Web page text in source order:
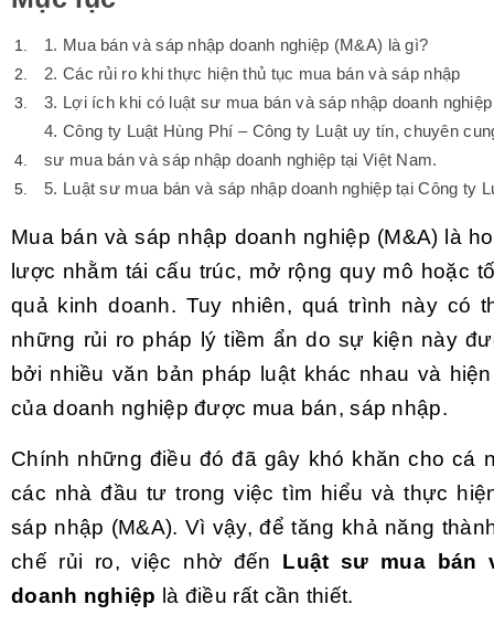
1. Mua bán và sáp nhập doanh nghiệp (M&A) là gì?
2. Các rủi ro khi thực hiện thủ tục mua bán và sáp nhập
3. Lợi ích khi có luật sư mua bán và sáp nhập doanh nghiệp
4. Công ty Luật Hùng Phí – Công ty Luật uy tín, chuyên
sư mua bán và sáp nhập doanh nghiệp tại Việt Nam.
5. Luật sư mua bán và sáp nhập doanh nghiệp tại Công ty
Mua bán và sáp nhập doanh nghiệp (M&A) là
lược nhằm tái cấu trúc, mở rộng quy mô hoặc
quả kinh doanh. Tuy nhiên, quá trình này có
những rủi ro pháp lý tiềm ẩn do sự kiện này
bởi nhiều văn bản pháp luật khác nhau và
của doanh nghiệp được mua bán, sáp nhập.
Chính những điều đó đã gây khó khăn cho cá
các nhà đầu tư trong việc tìm hiểu và thực
sáp nhập (M&A). Vì vậy, để tăng khả năng
chế rủi ro, việc nhờ đến Luật sư mua bán
doanh nghiệp là điều rất cần thiết.